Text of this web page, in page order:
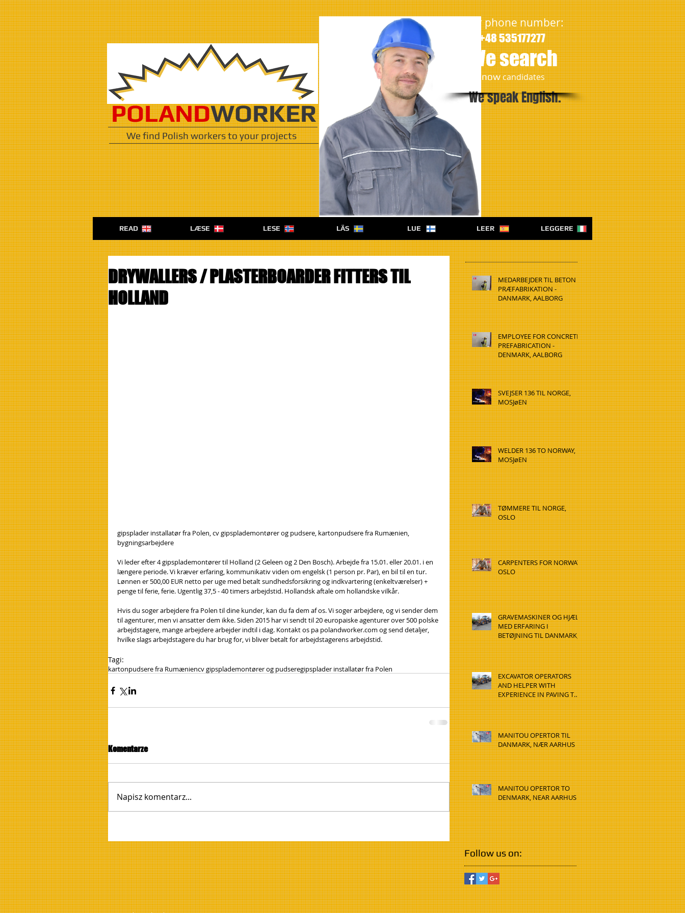
POLANDWORKER
We find Polish workersto your projects
We speak English.
READ LÆSE LESE LÄS LUE LEER LEGGERE
DRYWALLERS / PLASTERBOARDER FITTERS TIL
HOLLAND
gipsplader installatør fra Polen, cv gipsplademontører og pudsere, kartonpudsere fra Rumænien,
bygningsarbejdere
Vi leder efter 4 gipsplademontører til Holland (2 Geleen og 2 Den Bosch). Arbejde fra 15.01. eller 20.01. i en
længere periode. Vi kræver erfaring, kommunikativ viden om engelsk (1 person pr. Par), en bil til en tur.
Lønnen er 500,00 EUR netto per uge med betalt sundhedsforsikring og indkvartering (enkeltværelser) +
penge til ferie, ferie. Ugentlig 37,5 - 40 timers arbejdstid. Hollandsk aftale om hollandske vilkår.
Hvis du soger arbejdere fra Polen til dine kunder, kan du fa dem af os. Vi soger arbejdere, og vi sender dem
til agenturer, men vi ansatter dem ikke. Siden 2015 har vi sendt til 20 europaiske agenturer over 500 polske
arbejdstagere, mange arbejdere arbejder indtil i dag. Kontakt os pa polandworker.com og send detaljer,
hvilke slags arbejdstagere du har brug for, vi bliver betalt for arbejdstagerens arbejdstid.
Tagi:
kartonpudsere fra Rumæniencv gipsplademontører og pudseregipsplader installatør fra Polen
Komentarze
Napisz komentarz...
MEDARBEJDER TIL BETON
PRÆFABRIKATION -
DANMARK, AALBORG
EMPLOYEE FOR CONCRETE
PREFABRICATION -
DENMARK, AALBORG
SVEJSER 136 TIL NORGE,
MOSJøEN
WELDER 136 TO NORWAY,
MOSJøEN
TØMMERE TIL NORGE,
OSLO
CARPENTERS FOR NORWAY,
OSLO
GRAVEMASKINER OG HJÆLP
MED ERFARING I
BETØJNING TIL DANMARK,
HADSTEN
EXCAVATOR OPERATORS
AND HELPER WITH
EXPERIENCE IN PAVING TO
DENMARK, HADSTEN
MANITOU OPERTOR TIL
DANMARK, NÆR AARHUS
MANITOU OPERTOR TO
DENMARK, NEAR AARHUS
Follow us on:
Our phone number:
+48 535177277
We search
​nowcandidates